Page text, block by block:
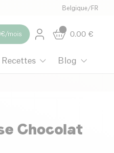
Belgique /FR
mois 0.00 €
Recettes Blog
Chocolat